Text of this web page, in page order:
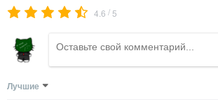
4.6 / 5
Лучшие